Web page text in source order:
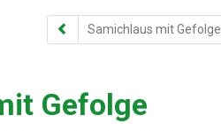
Samichlaus mit Gefolge
Gefolge